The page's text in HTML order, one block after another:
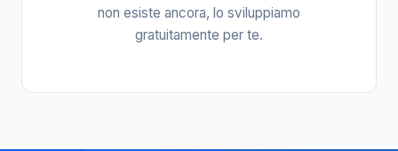
non esiste ancora, lo sviluppiamo
gratuitamente per te.